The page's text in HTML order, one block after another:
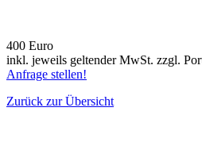
400 Euro
inkl. jeweils geltender MwSt. zzgl.
Anfrage stellen!
Zurück zur Übersicht